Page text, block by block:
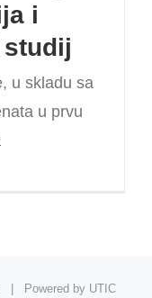
i
u skladu sa
u prvu
| Powered by UTIC